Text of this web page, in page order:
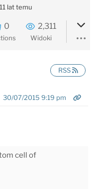
11 lat temu
0 2,311
Widoki
RSS
30/07/2015 9:19 pm
cell of